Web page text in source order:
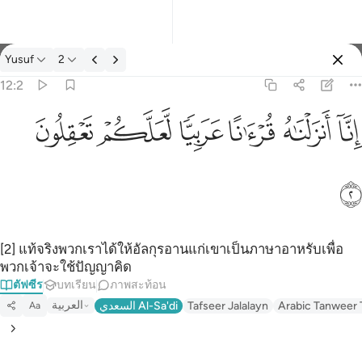
ตัฟซีร: Yusuf 12:2
Yusuf 2
12:2
انا انزلناه قرانا عربيا لعلكم تعقلون ٢
إِنَّآ أَنزَلْنَـٰهُ قُرْءَٰنًا عَرَبِيًّۭا لَّعَلَّكُمْ تَعْقِلُونَ ٢
ﲙﲚﲛﲜﲝﲞ
ﲟ
[2] แท้จริงพวกเราได้ให้อัลกุรอานแก่เขาเป็นภาษาอาหรับเพื่อ
พวกเจ้าจะใช้ปัญญาคิด
ตัฟซีร บทเรียน ภาพสะท้อน
Aa العربية السعدي Al-Sa'di Tafseer Jalalayn Arabic Tanweer